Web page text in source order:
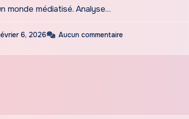
monde médiatisé. Analyse…
6, 2026 Aucun commentaire